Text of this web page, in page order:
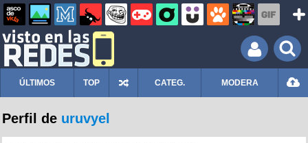
ÚLTIMOS TOP CATEG. MODERA
Perfil de uruvyel